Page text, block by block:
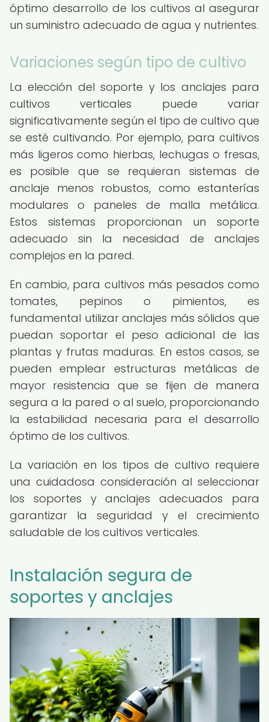
óptimo desarrollo de los cultivos al asegurar
un suministro adecuado de agua y nutrientes.
Variaciones según tipo de cultivo
La elección del soporte y los anclajes para
cultivos verticales puede variar
significativamente según el tipo de cultivo que
se esté cultivando. Por ejemplo, para cultivos
más ligeros como hierbas, lechugas o fresas,
es posible que se requieran sistemas de
anclaje menos robustos, como estanterías
modulares o paneles de malla metálica.
Estos sistemas proporcionan un soporte
adecuado sin la necesidad de anclajes
complejos en la pared.
En cambio, para cultivos más pesados como
tomates, pepinos o pimientos, es
fundamental utilizar anclajes más sólidos que
puedan soportar el peso adicional de las
plantas y frutas maduras. En estos casos, se
pueden emplear estructuras metálicas de
mayor resistencia que se fijen de manera
segura a la pared o al suelo, proporcionando
la estabilidad necesaria para el desarrollo
óptimo de los cultivos.
La variación en los tipos de cultivo requiere
una cuidadosa consideración al seleccionar
los soportes y anclajes adecuados para
garantizar la seguridad y el crecimiento
saludable de los cultivos verticales.
Instalación segura de
soportes y anclajes